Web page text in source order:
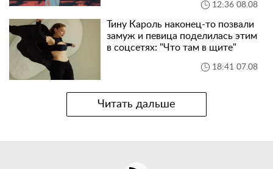
12:36 08.08
Тину Кароль наконец-то позвали
замуж и певица поделилась этим
в соцсетях: "Что там в щите"
18:41 07.08
Читать дальше